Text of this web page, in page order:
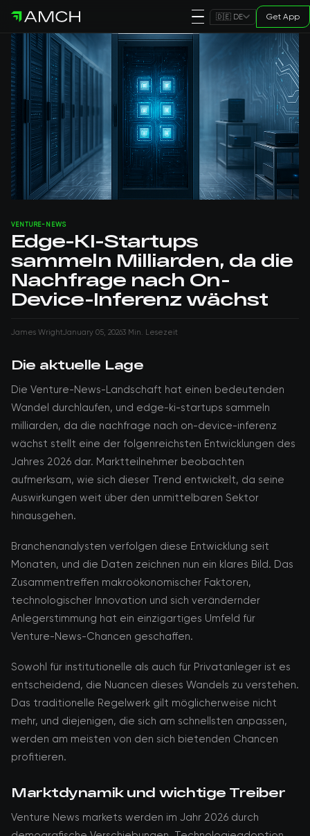
🇩🇪 DE Get App
VENTURE-NEWS
Edge-KI-Startups
sammeln Milliarden, da die
Nachfrage nach On-
Device-Inferenz wächst
James WrightJanuary 05, 20263 Min. Lesezeit
Die aktuelle Lage
Die Venture-News-Landschaft hat einen bedeutenden
Wandel durchlaufen, und edge-ki-startups sammeln
milliarden, da die nachfrage nach on-device-inferenz
wächst stellt eine der folgenreichsten Entwicklungen des
Jahres 2026 dar. Marktteilnehmer beobachten
aufmerksam, wie sich dieser Trend entwickelt, da seine
Auswirkungen weit über den unmittelbaren Sektor
hinausgehen.
Branchenanalysten verfolgen diese Entwicklung seit
Monaten, und die Daten zeichnen nun ein klares Bild. Das
Zusammentreffen makroökonomischer Faktoren,
technologischer Innovation und sich verändernder
Anlegerstimmung hat ein einzigartiges Umfeld für
Venture-News-Chancen geschaffen.
Sowohl für institutionelle als auch für Privatanleger ist es
entscheidend, die Nuancen dieses Wandels zu verstehen.
Das traditionelle Regelwerk gilt möglicherweise nicht
mehr, und diejenigen, die sich am schnellsten anpassen,
werden am meisten von den sich bietenden Chancen
profitieren.
Marktdynamik und wichtige Treiber
Venture News markets werden im Jahr 2026 durch